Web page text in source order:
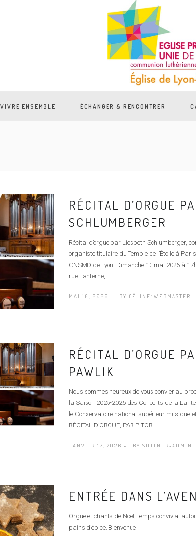
VIVRE ENSEMBLE ÉCHANGER & RENCONTRER
RÉCITAL D’ORGUE
SCHLUMBERGER
Récital d’orgue par Liesbeth Schlumberger,
organiste titulaire du Temple de l’Étoile à
CNSMD de Lyon. Dimanche 10 mai 2026 à
rue Lanterne,...
MAI 10, 2026 - BY CÉLINE*WEBMASTER
RÉCITAL D’ORGUE
PAWLIK
Nous sommes heureux de vous convier au
la Saison 2025-2026 des Concerts de la
le Conservatoire national supérieur musique
RÉCITAL D’ORGUE, PAR PITOR...
JANVIER 17, 2026 - BY SUTTNER-ADMIN
ENTRÉE DANS
Orgue et chants de Noël, temps convivial
pains d’épice. Bienvenue !